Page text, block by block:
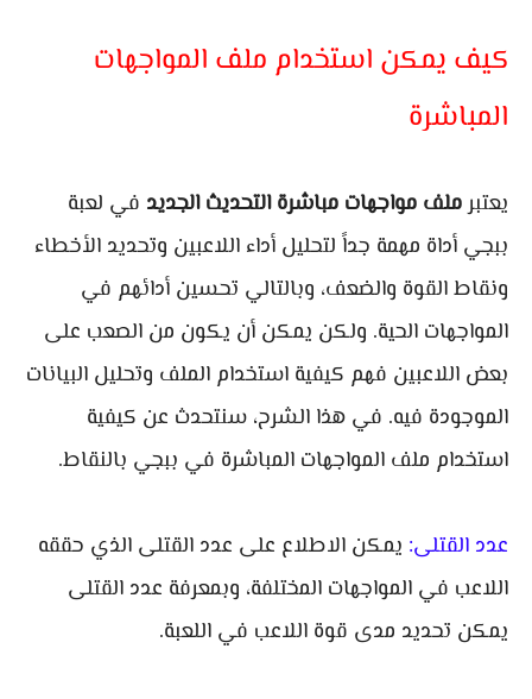
كيف يمكن استخدام ملف المواجهات
المباشرة
يعتبرملف مواجهات مباشرة التحديث الجديد في لعبة
ببجي أداة مهمة جداً لتحليل أداء اللاعبين وتحديد الأخطاء
ونقاط القوة والضعف، وبالتالي تحسين أدائهم في
المواجهات الحية. ولكن يمكن أن يكون من الصعب على
بعض اللاعبين فهم كيفية استخدام الملف وتحليل البيانات
الموجودة فيه. في هذا الشرح، سنتحدث عن كيفية
استخدام ملف المواجهات المباشرة في ببجي بالنقاط.
عدد القتلى: يمكن الاطلاع على عدد القتلى الذي حققه
اللاعب في المواجهات المختلفة، وبمعرفة عدد القتلى
يمكن تحديد مدى قوة اللاعب في اللعبة.